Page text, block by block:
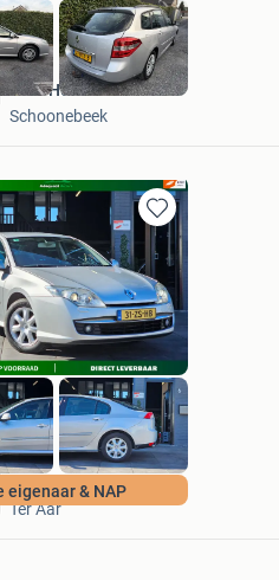
Auto Hoff
Schoonebeek
Bewaren
in
Mijn
Favorieten
eigenaar & NAP
Adequaat Auto's B.V.
Ter Aar